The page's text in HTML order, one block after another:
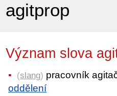
agitprop
Význam slova
(slang) pracovník
oddělení